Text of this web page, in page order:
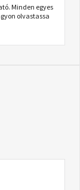
Minden egyes
olvastassa